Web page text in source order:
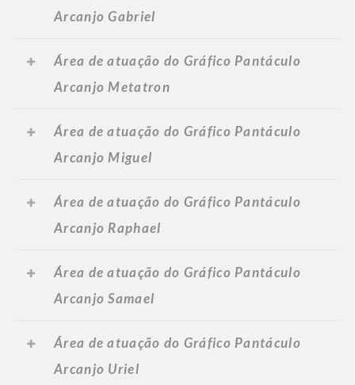
Arcanjo Gabriel
Área de atuação do Gráfico Pantáculo
Arcanjo Metatron
Área de atuação do Gráfico Pantáculo
Arcanjo Miguel
Área de atuação do Gráfico Pantáculo
Arcanjo Raphael
Área de atuação do Gráfico Pantáculo
Arcanjo Samael
Área de atuação do Gráfico Pantáculo
Arcanjo Uriel